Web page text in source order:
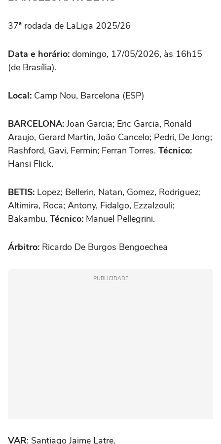
37ª rodada de LaLiga 2025/26
Data e horário: domingo, 17/05/2026, às 16h15
(de Brasília).
Local: Camp Nou, Barcelona (ESP)
BARCELONA: Joan Garcia; Eric Garcia, Ronald
Araujo, Gerard Martin, João Cancelo; Pedri, De Jong;
Rashford, Gavi, Fermin; Ferran Torres. Técnico:
Hansi Flick.
BETIS: Lopez; Bellerin, Natan, Gomez, Rodriguez;
Altimira, Roca; Antony, Fidalgo, Ezzalzouli;
Bakambu. Técnico: Manuel Pellegrini.
Árbitro: Ricardo De Burgos Bengoechea
PUBLICIDADE
VAR: Santiago Jaime Latre.